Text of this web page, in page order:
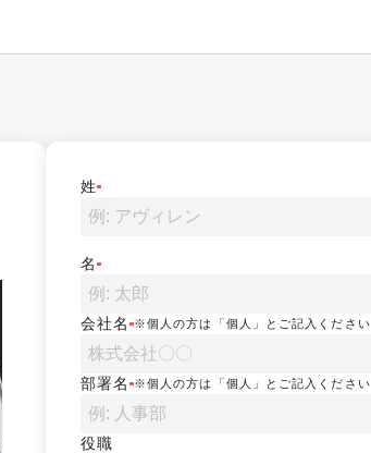
姓
名
会社名 ※個人の方は「個人」とご記入ください
部署名 ※個人の方は「個人」とご記入ください
役職